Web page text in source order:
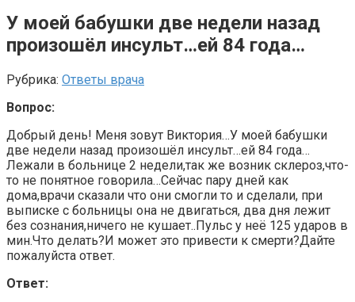
У моей бабушки две недели назад
произошёл инсульт…ей 84 года…
Рубрика: Ответы врача
Вопрос:
Добрый день! Меня зовут Виктория…У моей бабушки
две недели назад произошёл инсульт…ей 84 года…
Лежали в больнице 2 недели,так же возник склероз,что-
то не понятное говорила…Сейчас пару дней как
дома,врачи сказали что они смогли то и сделали, при
выписке с больницы она не двигаться, два дня лежит
без сознания,ничего не кушает..Пульс у неё 125 ударов в
мин.Что делать?И может это привести к смерти?Дайте
пожалуйста ответ.
Ответ: